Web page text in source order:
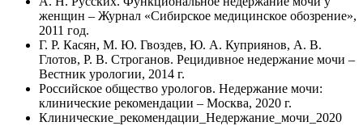
женщин – Журнал «Сибирское медицинское обозрение»,
2011 год.
Г. Р. Касян, М. Ю. Гвоздев, Ю. А. Куприянов, А. В.
Глотов, Р. В. Строганов. Рецидивное недержание мочи –
Вестник урологии, 2014 г.
Российское общество урологов. Недержание мочи:
клинические рекомендации – Москва, 2020 г.
Клинические_рекомендации_Недержание_мочи_2020